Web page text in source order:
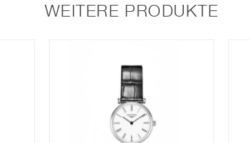
WEITERE PRODUKTE